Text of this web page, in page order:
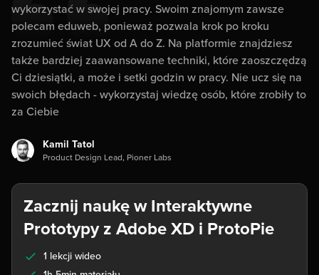
wykorzystać w swojej pracy. Swoim znajomym zawsze
polecam eduweb, ponieważ pozwala krok po kroku
zrozumieć świat UX od A do Z. Na platformie znajdziesz
także bardziej zaawansowane techniki, które zaoszczędzą
Ci dziesiątki, a może i setki godzin w pracy. Nie ucz się na
swoich błędach - wykorzystaj wiedzę osób, które zrobiły to
za Ciebie
Kamil Tatol
Product Design Lead, Pioner Labs
Zacznij naukę w Interaktywne
Prototypy z Adobe XD i ProtoPie
1 lekcji wideo